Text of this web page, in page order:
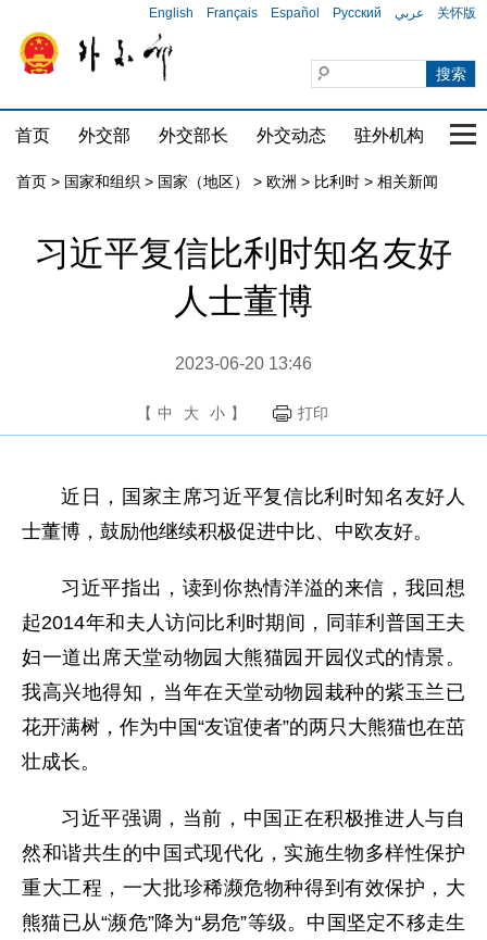
English Français Español Русский عربي 关怀版
首页 外交部 外交部长 外交动态 驻外机构 国
首页 > 国家和组织 > 国家（地区） > 欧洲 > 比利时 > 相关新闻
习近平复信比利时知名友好
人士董博
2023-06-20 13:46
【 中 大 小 】 打印
近日，国家主席习近平复信比利时知名友好人
士董博，鼓励他继续积极促进中比、中欧友好。
习近平指出，读到你热情洋溢的来信，我回想
起2014年和夫人访问比利时期间，同菲利普国王夫
妇一道出席天堂动物园大熊猫园开园仪式的情景。
我高兴地得知，当年在天堂动物园栽种的紫玉兰已
花开满树，作为中国“友谊使者”的两只大熊猫也在茁
壮成长。
习近平强调，当前，中国正在积极推进人与自
然和谐共生的中国式现代化，实施生物多样性保护
重大工程，一大批珍稀濒危物种得到有效保护，大
熊猫已从“濒危”降为“易危”等级。中国坚定不移走生